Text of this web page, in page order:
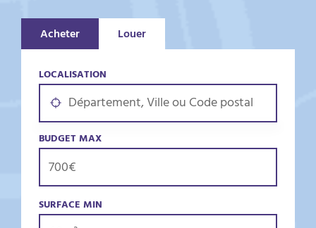
Acheter Louer
LOCALISATION
BUDGET MAX
SURFACE MIN